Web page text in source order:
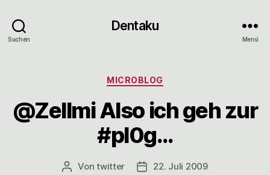
Suchen
Dentaku
Menü
Kategorien
MICROBLOG
@Zellmi Also ich geh zur
#pl0g…
Beitragsautor
Vontwitter Veröffentlichungsdatum
22. Juli 2009